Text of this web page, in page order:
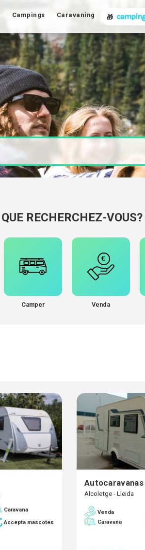
Campings Caravaning 🎁
QUE RECHERCHEZ-VOUS?
Camper Venda
Caravana
Accepta mascotes
Alcoletge - Lleida
Venda
Caravana